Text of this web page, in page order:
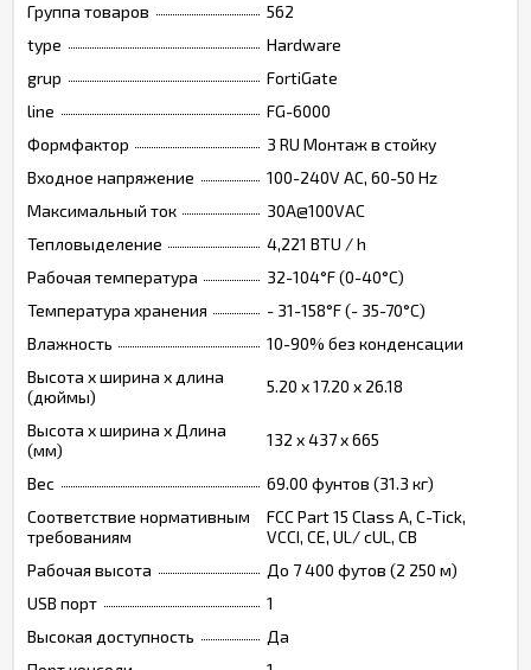
Группа товаров
562
type
Hardware
grup
FortiGate
line
FG-6000
Формфактор
3 RU Монтаж в стойку
Входное напряжение
100-240V AC, 60-50 Hz
Максимальный ток
30A@100VAC
Тепловыделение
4,221 BTU / h
Рабочая температура
32-104°F (0-40°C)
Температура хранения
- 31-158°F (- 35-70°C)
Влажность
10-90% без конденсации
Высота х ширина х длина
(дюймы)
5.20 x 17.20 x 26.18
Высота х ширина х Длина
(мм)
132 x 437 x 665
Вес
69.00 фунтов (31.3 кг)
Соответствие нормативным
требованиям
FCC Part 15 Class A, C-Tick,
VCCI, CE, UL/ cUL, CB
Рабочая высота
До 7 400 футов (2 250 м)
USB порт
1
Высокая доступность
Да